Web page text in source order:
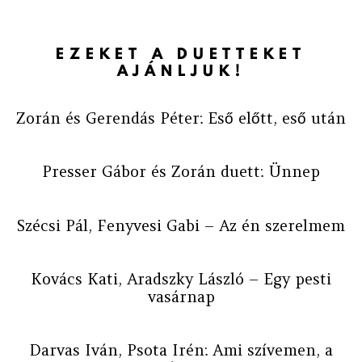
EZEKET A DUETTEKET
AJÁNLJUK!
Zorán és Gerendás Péter: Eső előtt, eső után
Presser Gábor és Zorán duett: Ünnep
Szécsi Pál, Fenyvesi Gabi – Az én szerelmem
Kovács Kati, Aradszky László – Egy pesti
vasárnap
Darvas Iván, Psota Irén: Ami szívemen, a